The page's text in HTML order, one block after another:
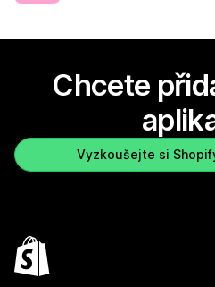
Chcete
Vyzkoušejte si